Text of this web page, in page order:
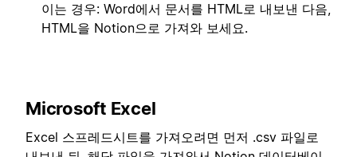
이는 경우: Word에서 문서를 HTML로 내보낸 다음,
HTML을 Notion으로 가져와 보세요.
Microsoft Excel
Excel 스프레드시트를 가져오려면 먼저 .csv 파일로